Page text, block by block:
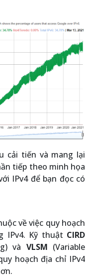
cải tiến và mang lại
tiếp theo minh họa
IPv4 để bạn đọc có
về việc quy hoạch
IPv4. Kỹ thuật CIRD
và VLSM (Variable
hoạch địa chỉ IPv4